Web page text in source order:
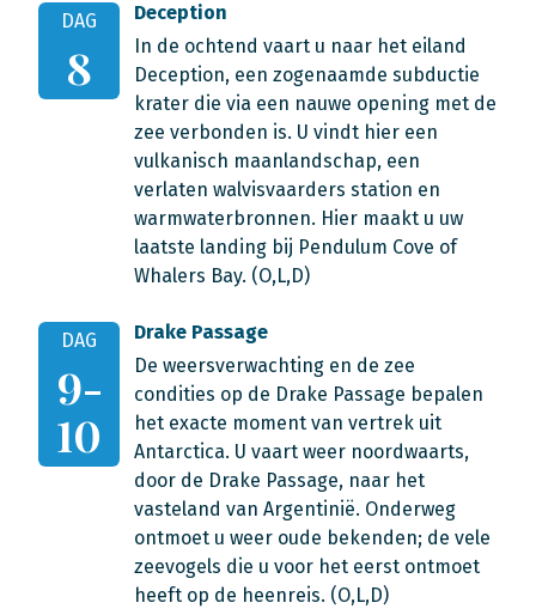
DAG
8
Deception
In de ochtend vaart u naar het eiland
Deception, een zogenaamde subductie
krater die via een nauwe opening met de
zee verbonden is. U vindt hier een
vulkanisch maanlandschap, een
verlaten walvisvaarders station en
warmwaterbronnen. Hier maakt u uw
laatste landing bij Pendulum Cove of
Whalers Bay. (O,L,D)
DAG
9-
10
Drake Passage
De weersverwachting en de zee
condities op de Drake Passage bepalen
het exacte moment van vertrek uit
Antarctica. U vaart weer noordwaarts,
door de Drake Passage, naar het
vasteland van Argentinië. Onderweg
ontmoet u weer oude bekenden; de vele
zeevogels die u voor het eerst ontmoet
heeft op de heenreis. (O,L,D)